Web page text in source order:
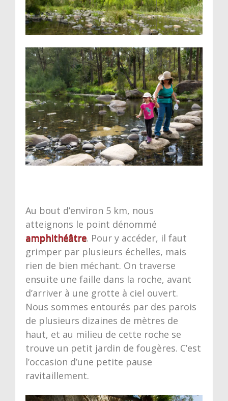
Au bout d’environ 5 km, nous
atteignons le point dénommé
amphithéâtre. Pour y accéder, il faut
grimper par plusieurs échelles, mais
rien de bien méchant. On traverse
ensuite une faille dans la roche, avant
d’arriver à une grotte à ciel ouvert.
Nous sommes entourés par des parois
de plusieurs dizaines de mètres de
haut, et au milieu de cette roche se
trouve un petit jardin de fougères. C’est
l’occasion d’une petite pause
ravitaillement.